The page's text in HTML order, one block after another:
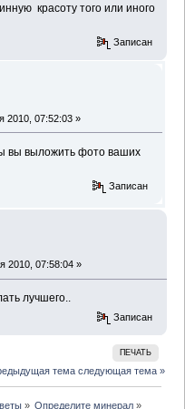
красоту того или иного
Записан
2010, 07:52:03 »
вы выложить фото ваших
Записан
2010, 07:58:04 »
лучшего..
Записан
ПЕЧАТЬ
тема следующая тема »
» Определите минерал»